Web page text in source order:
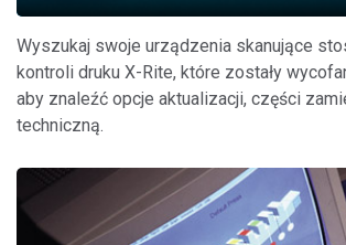
Wyszukaj swoje urządzenia skanujące
kontroli druku X-Rite, które zostały
aby znaleźć opcje aktualizacji, części
techniczną.